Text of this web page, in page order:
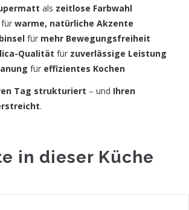
als zeitlose Farbwahl
für warme, natürliche Akzente
für mehr Bewegungsfreiheit
Qualität für zuverlässige Leistung
für effizientes Kochen
Tag strukturiert – und Ihren
.
in dieser Küche